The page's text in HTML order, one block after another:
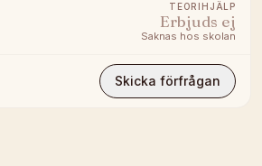
TEORIHJÄLP
Erbjuds ej
Saknas hos skolan
Skicka förfrågan